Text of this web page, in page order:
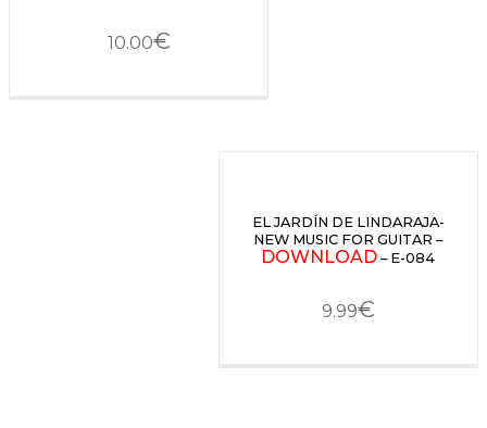
10.00€
EL JARDÍN DE LINDARAJA-
NEW MUSIC FOR GUITAR –
DOWNLOAD – E-084
9.99€